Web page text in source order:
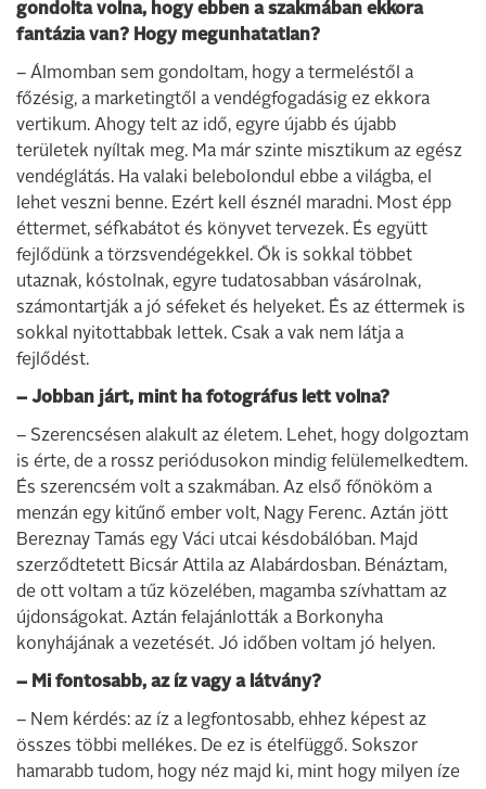
gondolta volna, hogy ebben a szakmában ekkora
fantázia van? Hogy megunhatatlan?
– Álmomban sem gondoltam, hogy a termeléstől a
főzésig, a marketingtől a vendégfogadásig ez ekkora
vertikum. Ahogy telt az idő, egyre újabb és újabb
területek nyíltak meg. Ma már szinte misztikum az egész
vendéglátás. Ha valaki belebolondul ebbe a világba, el
lehet veszni benne. Ezért kell észnél maradni. Most épp
éttermet, séfkabátot és könyvet tervezek. És együtt
fejlődünk a törzsvendégekkel. Ők is sokkal többet
utaznak, kóstolnak, egyre tudatosabban vásárolnak,
számontartják a jó séfeket és helyeket. És az éttermek is
sokkal nyitottabbak lettek. Csak a vak nem látja a
fejlődést.
– Jobban járt, mint ha fotográfus lett volna?
– Szerencsésen alakult az életem. Lehet, hogy dolgoztam
is érte, de a rossz periódusokon mindig felülemelkedtem.
És szerencsém volt a szakmában. Az első főnököm a
menzán egy kitűnő ember volt, Nagy Ferenc. Aztán jött
Bereznay Tamás egy Váci utcai késdobálóban. Majd
szerződtetett Bicsár Attila az Alabárdosban. Bénáztam,
de ott voltam a tűz közelében, magamba szívhattam az
újdonságokat. Aztán felajánlották a Borkonyha
konyhájának a vezetését. Jó időben voltam jó helyen.
– Mi fontosabb, az íz vagy a látvány?
– Nem kérdés: az íz a legfontosabb, ehhez képest az
összes többi mellékes. De ez is ételfüggő. Sokszor
hamarabb tudom, hogy néz majd ki, mint hogy milyen íze